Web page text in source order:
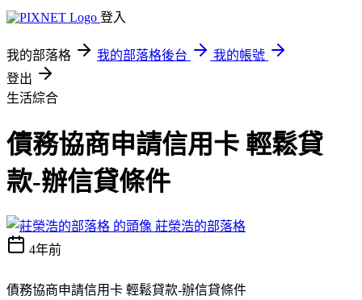
登入
我的部落格 我的部落格後台
我的帳號
登出
生活綜合
債務協商申請信用卡 輕鬆貸
款-辦信貸條件
莊榮浩的部落格
4年前
債務協商申請信用卡 輕鬆貸款-辦信貸條件